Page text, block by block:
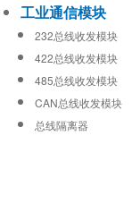
工业通信模块
232总线收发模块
422总线收发模块
485总线收发模块
CAN总线收发模块
总线隔离器